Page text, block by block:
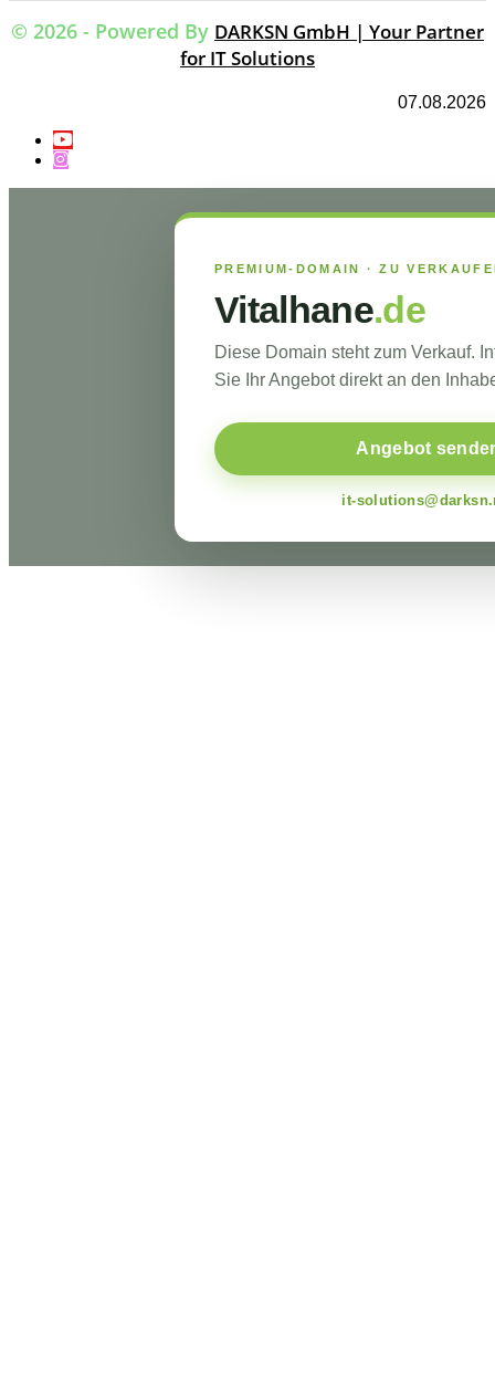
© 2026 - Powered By DARKSN GmbH | Your Partner
for IT Solutions
07.08.2026
PREMIUM-DOMAIN · ZU
Vitalhane.de
Diese Domain steht zum Verkauf.
Sie Ihr Angebot direkt an den
Angebot
it-